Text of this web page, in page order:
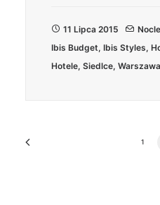
11 Lipca 2015
Ibis Budget, Ibis Styles,
Hotele, Siedlce, Warszawa
1